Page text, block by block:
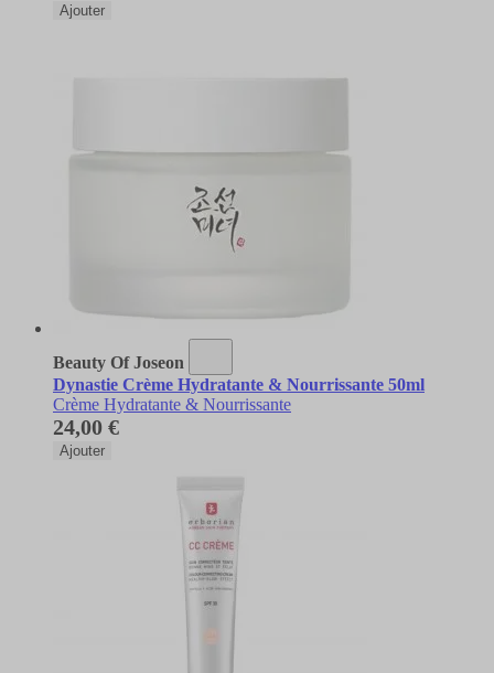
Ajouter
Beauty Of Joseon
Dynastie Crème Hydratante & Nourrissante 50ml
Crème Hydratante & Nourrissante
24,00 €
Ajouter